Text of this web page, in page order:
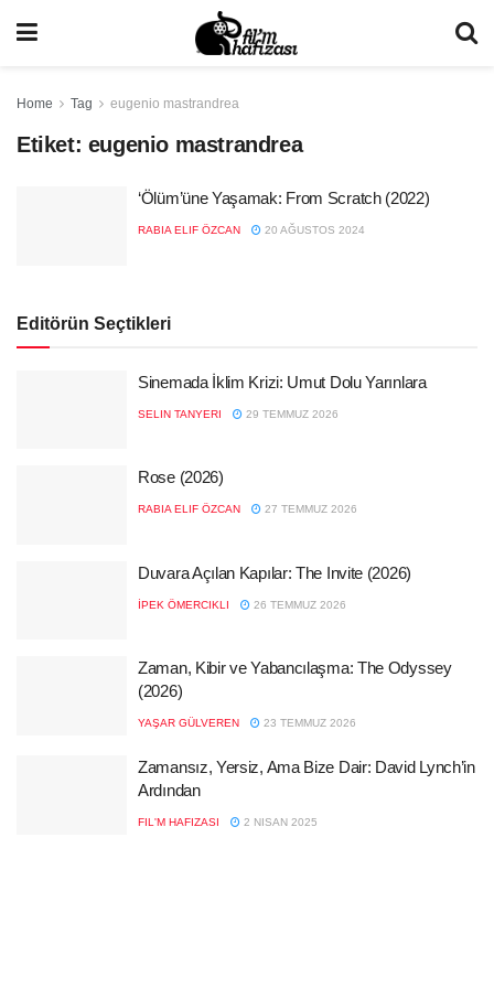
Home Tag eugenio mastrandrea
Etiket: eugenio mastrandrea
‘Ölüm’üne Yaşamak: From Scratch (2022)
RABIA ELIF ÖZCAN 20 AĞUSTOS 2024
Editörün Seçtikleri
Sinemada İklim Krizi: Umut Dolu Yarınlara
SELIN TANYERI 29 TEMMUZ 2026
Rose (2026)
RABIA ELIF ÖZCAN 27 TEMMUZ 2026
Duvara Açılan Kapılar: The Invite (2026)
İPEK ÖMERCIKLI 26 TEMMUZ 2026
Zaman, Kibir ve Yabancılaşma: The Odyssey
(2026)
YAŞAR GÜLVEREN 23 TEMMUZ 2026
Zamansız, Yersiz, Ama Bize Dair: David Lynch’in
Ardından
FIL'M HAFIZASI 2 NISAN 2025